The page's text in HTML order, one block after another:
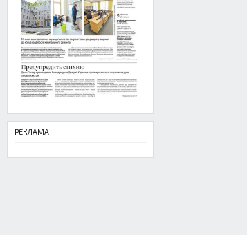
РЕКЛАМА